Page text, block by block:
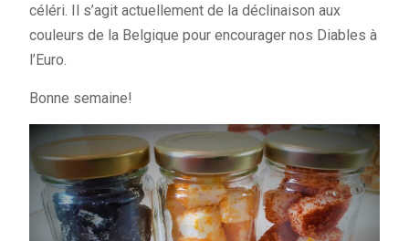
céléri. Il s’agit actuellement de la déclinaison aux
couleurs de la Belgique pour encourager nos Diables à
l’Euro.
Bonne semaine!